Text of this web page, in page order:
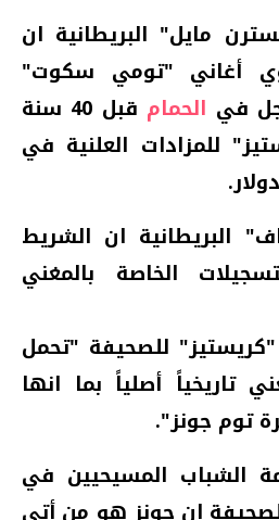
مايل" البريطانية ان
أغاني "تومي سكوت"
في الحمام
قبل 40 سنة
للمزادات العلنية في
البريطانية ان الشريط
الخاصة بالمغني
للصحيفة "تحمل
تاريخياً أصلياً بما انها
توم جونز".
الشباب المسيحيين في
للصحيفة ان جونز هو من أتي